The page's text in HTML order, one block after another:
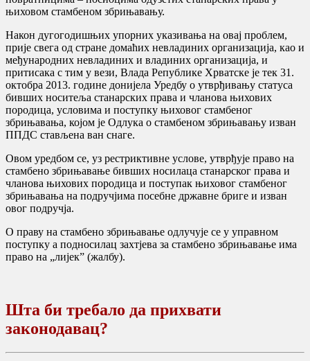
њиховом стамбеном збрињавању.
Након дугогодишњих упорних указивања на овај проблем,
прије свега од стране домаћих невладиних организација, као и
међународних невладиних и владиних организација, и
притисака с тим у вези, Влада Републике Хрватске је тек 31.
октобра 2013. године донијела Уредбу о утврђивању статуса
бивших носитеља станарских права и чланова њихових
породица, условима и поступку њиховог стамбеног
збрињавања, којом је Одлука о стамбеном збрињавању изван
ППДС стављена ван снаге.
Овом уредбом се, уз рестриктивне услове, утврђује право на
стамбено збрињавање бивших носилаца станарског права и
чланова њихових породица и поступак њиховог стамбеног
збрињавања на подручјима посебне државне бриге и изван
овог подручја.
О праву на стамбено збрињавање одлучује се у управном
поступку a подносилац захтјева за стамбено збрињавање има
право на „лијек” (жалбу).
Шта би требало да прихвати
законодавац?